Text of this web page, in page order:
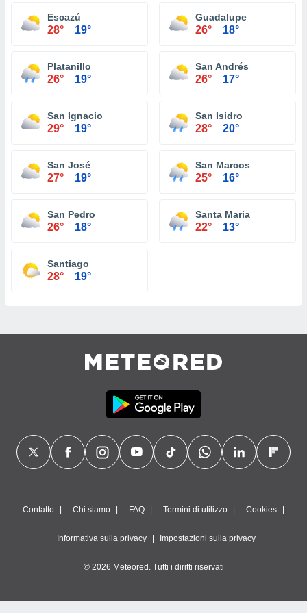
Escazú
28° 19°
Guadalupe
26° 18°
Platanillo
26° 19°
San Andrés
26° 17°
San Ignacio
29° 19°
San Isidro
28° 20°
San José
27° 19°
San Marcos
25° 16°
San Pedro
26° 18°
Santa Maria
22° 13°
Santiago
28° 19°
Contatto Chi siamo FAQ Termini di utilizzo Cookies
Informativa sulla privacy Impostazioni sulla privacy
© 2026 Meteored. Tutti i diritti riservati